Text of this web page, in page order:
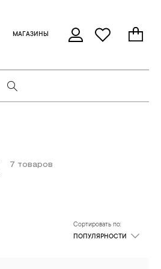
МАГАЗИНЫ
7 товаров
Сортировать по:
ПОПУЛЯРНОСТИ